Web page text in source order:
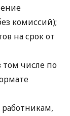
комиссий);
на срок от
том числе по